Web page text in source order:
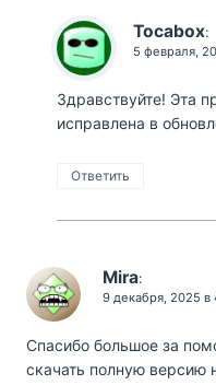
Tocabox:
5 февраля,
Здравствуйте! Эта
исправлена ​​в
Ответить
Mira:
9 декабря, 2025 в
Спасибо большое за
скачать полную версию